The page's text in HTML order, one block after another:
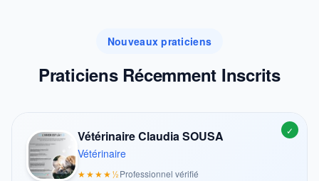
Nouveaux praticiens
Praticiens Récemment Inscrits
✓
Vétérinaire Claudia SOUSA
Vétérinaire
★★★★½Professionnel vérifié